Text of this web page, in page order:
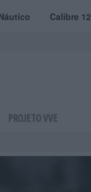
Calibre 12
PROJETO VVE